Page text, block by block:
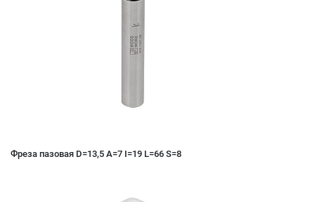
Фреза пазовая D=13,5 A=7 I=19 L=66 S=8